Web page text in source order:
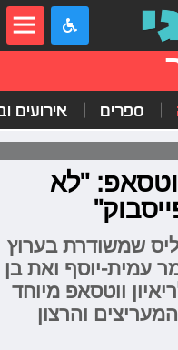
ספרים אירועים
"לא
שמשודרת בערוץ
עמית-יוסף ואת בן
ווטסאפ מיוחד
והרצון